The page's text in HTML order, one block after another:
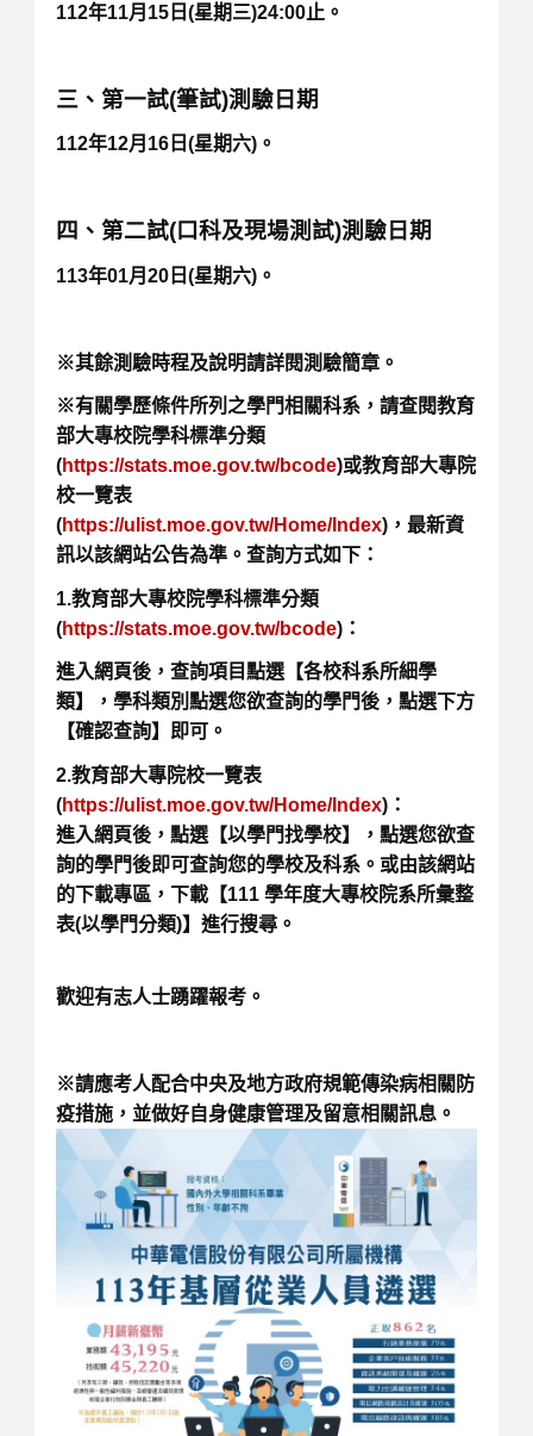
112年11月15日(星期三)24:00止。
三、第一試(筆試)測驗日期
112年12月16日(星期六)。
四、第二試(口科及現場測試)測驗日期
113年01月20日(星期六)。
※其餘測驗時程及說明請詳閱測驗簡章。
※有關學歷條件所列之學門相關科系，請查閱教育
部大專校院學科標準分類
(https://stats.moe.gov.tw/bcode)或教育部大專院
校一覽表
(https://ulist.moe.gov.tw/Home/Index)，最新資
訊以該網站公告為準。查詢方式如下：
1.教育部大專校院學科標準分類
(https://stats.moe.gov.tw/bcode)：
進入網頁後，查詢項目點選【各校科系所細學
類】，學科類別點選您欲查詢的學門後，點選下方
【確認查詢】即可。
2.教育部大專院校一覽表
(https://ulist.moe.gov.tw/Home/Index)：
進入網頁後，點選【以學門找學校】，點選您欲查
詢的學門後即可查詢您的學校及科系。或由該網站
的下載專區，下載【111 學年度大專校院系所彙整
表(以學門分類)】進行搜尋。
歡迎有志人士踴躍報考。
※請應考人配合中央及地方政府規範傳染病相關防
疫措施，並做好自身健康管理及留意相關訊息。